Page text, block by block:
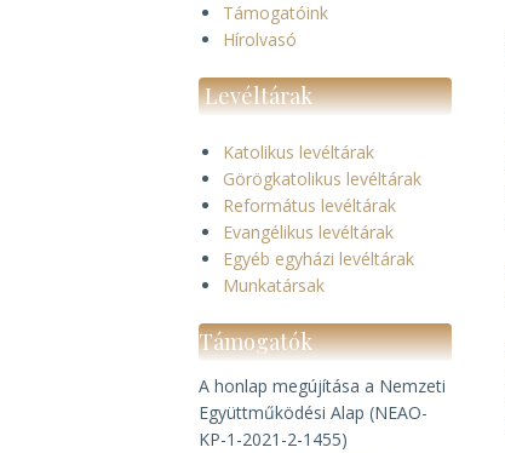
Támogatóink
Hírolvasó
Levéltárak
Katolikus levéltárak
Görögkatolikus levéltárak
Református levéltárak
Evangélikus levéltárak
Egyéb egyházi levéltárak
Munkatársak
Támogatók
A honlap megújítása a Nemzeti
Együttműködési Alap (NEAO-
KP-1-2021-2-1455)